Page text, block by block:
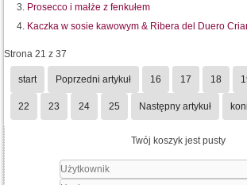
Prosecco i małże z fenkułem
Kaczka w sosie kawowym & Ribera del Duero
Strona 21 z 37
start Poprzedni artykuł 16 17 18
22 23 24 25 Następny artykuł
Twój koszyk jest pusty